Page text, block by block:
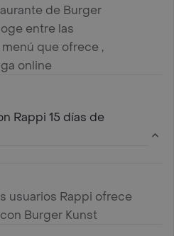
de Burger
entre las
que ofrece ,
online
Rappi 15 días de
usuarios Rappi ofrece
Burger Kunst